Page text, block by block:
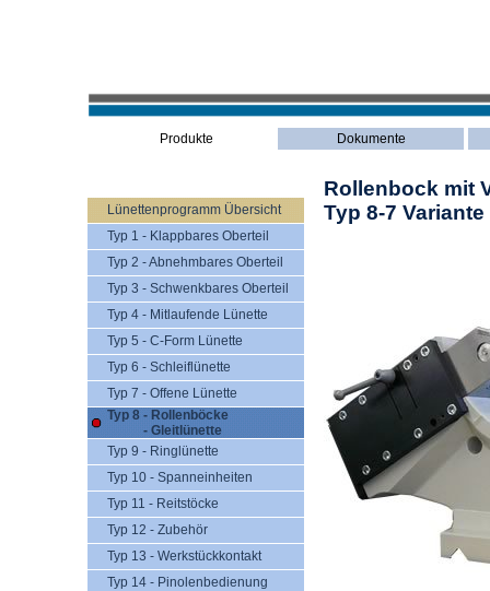
Produkte Dokumente
Lünettenprogramm Übersicht
Typ 1 - Klappbares Oberteil
Typ 2 - Abnehmbares Oberteil
Typ 3 - Schwenkbares Oberteil
Typ 4 - Mitlaufende Lünette
Typ 5 - C-Form Lünette
Typ 6 - Schleiflünette
Typ 7 - Offene Lünette
Typ 8 - Rollenböcke
- Gleitlünette
Typ 9 - Ringlünette
Typ 10 - Spanneinheiten
Typ 11 - Reitstöcke
Typ 12 - Zubehör
Typ 13 - Werkstückkontakt
Typ 14 - Pinolenbedienung
Rollenbock mit
Typ 8-7 Variante